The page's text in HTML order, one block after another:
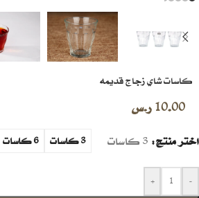
كاسات شاي زجاج قديمه
10.00 ر.س
اختر منتج 3 كاسات 3 كاسات 6 كاسات
-
+